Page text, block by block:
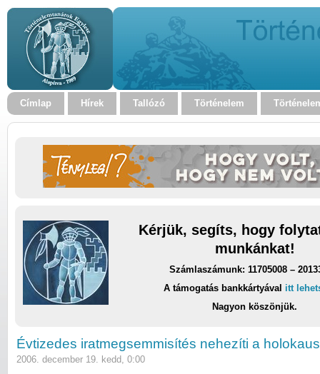
Címlap Hírek Tallózó Történelem
Kérjük, segíts, hogy
munkánkat!
Számlaszámunk: 11705008 –
A támogatás bankkártyával itt
Nagyon köszönjük.
Évtizedes iratmegsemmisítés nehezíti a
2006. december 19. kedd, 0:00